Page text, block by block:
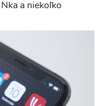
a niekoľko